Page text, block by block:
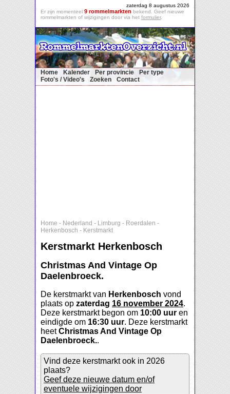
zaterdag 8 augustus 2026
Er zijn momenteel 9 rommelmarkten bekend. Geef nieuwe
rommelmarkten of wijzigingen door via het formulier.
Home Kalender Per provincie
Per type
Foto's / Video's
Zoeken Contact
Home - Nederland - Limburg - Roerdalen -
Herkenbosch - Kerstmarkt
Kerstmarkt Herkenbosch
Christmas And Vintage Op
Daelenbroeck.
De kerstmarkt van Herkenbosch vond
plaats op zaterdag 16 november 2024.
Deze kerstmarkt begon om 10:00 uur en
eindigde om 16:30 uur. Deze kerstmarkt
heetChristmas And Vintage Op
Daelenbroeck..
Vind deze kerstmarkt ook in 2026
plaats?
Geef deze nieuwe datum en/of
eventuele wijzigingen door